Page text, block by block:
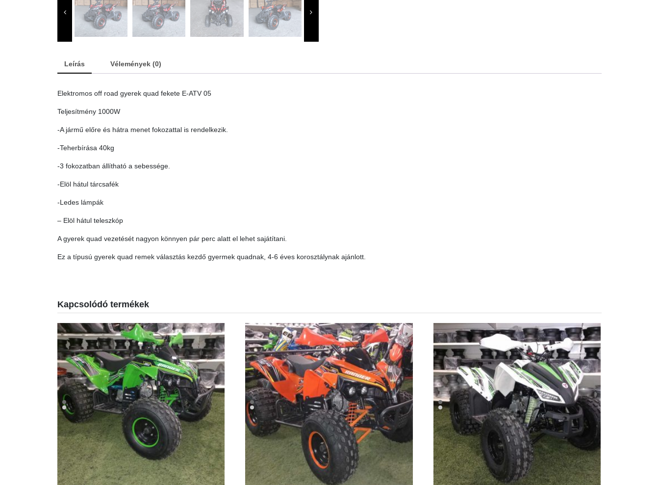
Leírás Vélemények (0)
Elektromos off road gyerek quad fekete E-ATV 05
Teljesítmény 1000W
-A jármű előre és hátra menet fokozattal is rendelkezik.
-Teherbírása 40kg
-3 fokozatban állítható a sebessége.
-Elöl hátul tárcsafék
-Ledes lámpák
– Elöl hátul teleszkóp
A gyerek quad vezetését nagyon könnyen pár perc alatt el lehet sajátítani.
Ez a típusú gyerek quad remek választás kezdő gyermek quadnak, 4-6 éves korosztálynak ajánlott.
Kapcsolódó termékek